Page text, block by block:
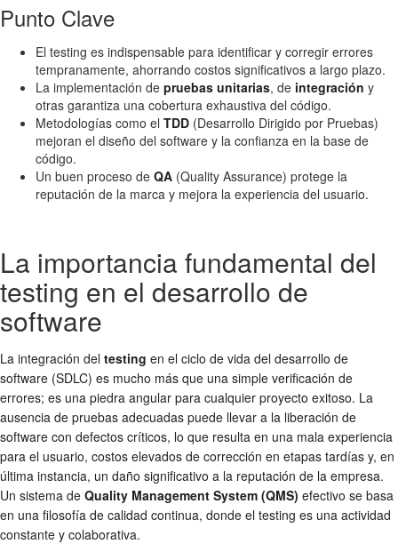
Punto Clave
El testing es indispensable para identificar y corregir errores
tempranamente, ahorrando costos significativos a largo plazo.
La implementación de pruebas unitarias, de integración y
otras garantiza una cobertura exhaustiva del código.
Metodologías como el TDD (Desarrollo Dirigido por Pruebas)
mejoran el diseño del software y la confianza en la base de
código.
Un buen proceso de QA (Quality Assurance) protege la
reputación de la marca y mejora la experiencia del usuario.
La importancia fundamental del
testing en el desarrollo de
software
La integración del testing en el ciclo de vida del desarrollo de
software (SDLC) es mucho más que una simple verificación de
errores; es una piedra angular para cualquier proyecto exitoso. La
ausencia de pruebas adecuadas puede llevar a la liberación de
software con defectos críticos, lo que resulta en una mala experiencia
para el usuario, costos elevados de corrección en etapas tardías y, en
última instancia, un daño significativo a la reputación de la empresa.
Un sistema de Quality Management System (QMS) efectivo se basa
en una filosofía de calidad continua, donde el testing es una actividad
constante y colaborativa.